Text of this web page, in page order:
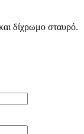
δίχρωμο σταυρό.